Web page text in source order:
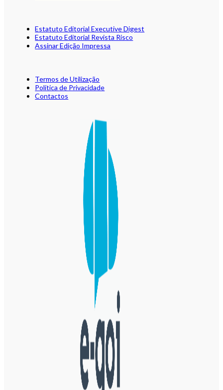
Estatuto Editorial Executive Digest
Estatuto Editorial Revista Risco
Assinar Edição Impressa
Termos de Utilização
Política de Privacidade
Contactos